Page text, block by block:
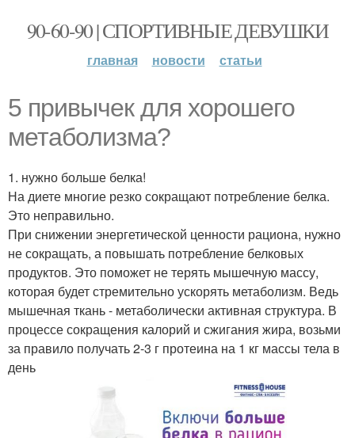
90-60-90 | СПОРТИВНЫЕ ДЕВУШКИ
главная новости статьи
5 привычек для хорошего
метаболизма?
1. нужно больше белка!
На диете многие резко сокращают потребление белка.
Это неправильно.
При снижении энергетической ценности рациона, нужно
не сокращать, а повышать потребление белковых
продуктов. Это поможет не терять мышечную массу,
которая будет стремительно ускорять метаболизм. Ведь
мышечная ткань - метаболически активная структура. В
процессе сокращения калорий и сжигания жира, возьми
за правило получать 2-3 г протеина на 1 кг массы тела в
день